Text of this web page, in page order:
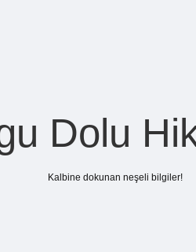
Dolu
Kalbine dokunan neşeli bilgiler!